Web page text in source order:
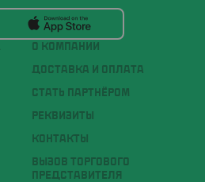
О КОМПАНИИ
ДОСТАВКА И ОПЛАТА
СТАТЬ ПАРТНЁРОМ
РЕКВИЗИТЫ
КОНТАКТЫ
ВЫЗОВ ТОРГОВОГО
ПРЕДСТАВИТЕЛЯ